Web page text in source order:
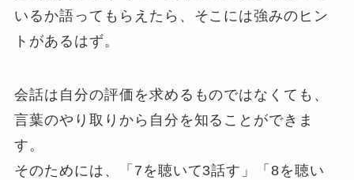
いるか語ってもらえたら、そこには強みのヒン
トがあるはず。
会話は自分の評価を求めるものではなくても、
言葉のやり取りから自分を知ることができま
す。
そのためには、「7を聴いて3話す」「8を聴い